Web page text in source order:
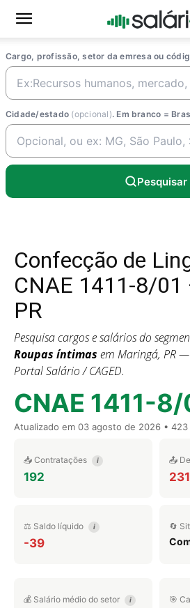
Cargo, profissão, setor da emresa ou
Cidade/estado (opcional). Em branco =
Pesquisar
Confecção de
CNAE 1411-8/
PR
Pesquisa cargos e salários do
Roupas íntimas em Maringá, PR —
Portal Salário / CAGED.
CNAE 1411-8/
Atualizado em 03 agosto de 2026 •
📥 Contratações i
192
📤
231
⚖️ Saldo líquido i
-39
🔄
💰 Salário médio do setor i 🎯